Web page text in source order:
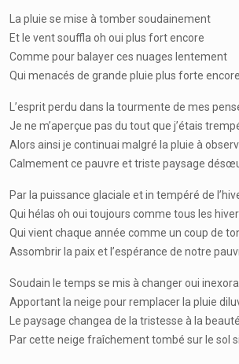
La pluie se mise à tomber soudainement
Et le vent souffla oh oui plus fort encore
Comme pour balayer ces nuages lentement
Qui menacés de grande pluie plus forte encore
L’esprit perdu dans la tourmente de mes
Je ne m’aperçue pas du tout que j’étais
Alors ainsi je continuai malgré la pluie à
Calmement ce pauvre et triste paysage
Par la puissance glaciale et in tempéré de
Qui hélas oh oui toujours comme tous les
Qui vient chaque année comme un coup de
Assombrir la paix et l’espérance de notre
Soudain le temps se mis à changer oui
Apportant la neige pour remplacer la pluie
Le paysage changea de la tristesse à la
Par cette neige fraîchement tombé sur le sol